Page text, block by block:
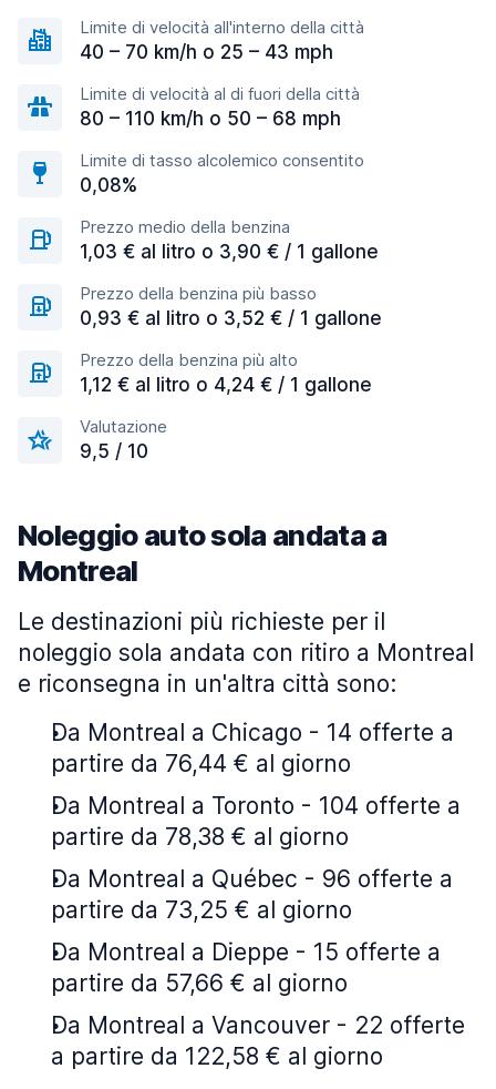
Limite di velocità all'interno della città
40 – 70 km/h o 25 – 43 mph
Limite di velocità al di fuori della città
80 – 110 km/h o 50 – 68 mph
Limite di tasso alcolemico consentito
0,08%
Prezzo medio della benzina
1,03 € al litro o 3,90 € / 1 gallone
Prezzo della benzina più basso
0,93 € al litro o 3,52 € / 1 gallone
Prezzo della benzina più alto
1,12 € al litro o 4,24 € / 1 gallone
Valutazione
9,5 / 10
Noleggio auto sola andata a
Montreal
Le destinazioni più richieste per il
noleggio sola andata con ritiro a Montreal
e riconsegna in un'altra città sono:
Da Montreal a Chicago - 14 offerte a
partire da 76,44 € al giorno
Da Montreal a Toronto - 104 offerte a
partire da 78,38 € al giorno
Da Montreal a Québec - 96 offerte a
partire da 73,25 € al giorno
Da Montreal a Dieppe - 15 offerte a
partire da 57,66 € al giorno
Da Montreal a Vancouver - 22 offerte
a partire da 122,58 € al giorno